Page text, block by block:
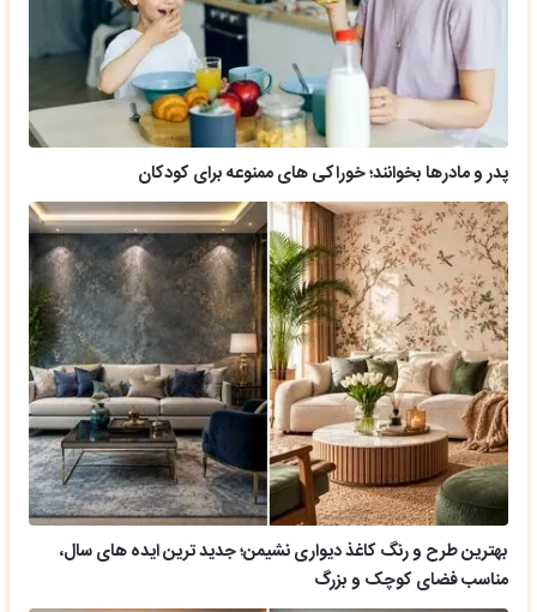
پدر و مادرها بخوانند؛ خوراکی های ممنوعه برای کودکان
بهترین طرح و رنگ کاغذ دیواری نشیمن؛ جدید ترین ایده های سال،
مناسب فضای کوچک و بزرگ